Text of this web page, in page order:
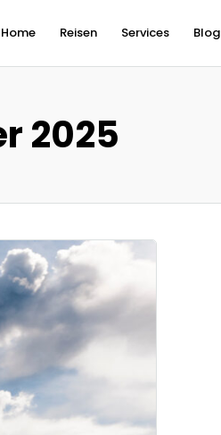
Home Reisen Services Blog
2025